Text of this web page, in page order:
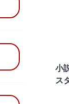
小
ス